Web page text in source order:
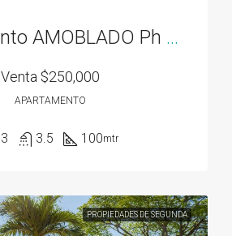
Apartamento AMOBLADO Ph Residencias del Sol acceso directo al Parque Omar
Venta $250,000
APARTAMENTO
3 3.5 100mtr
PROPIEDADES DE SEGUNDA